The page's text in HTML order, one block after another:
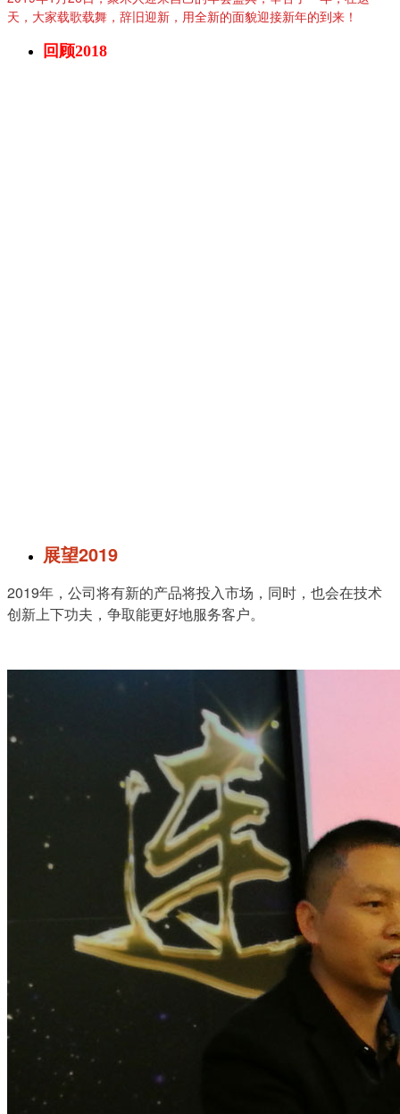
天，大家载歌载舞，辞旧迎新，用全新的面貌迎接新年的到来！
回顾2018
展望2019
2019年，公司将有新的产品将投入市场，同时，也会在技术
创新上下功夫，争取能更好地服务客户。